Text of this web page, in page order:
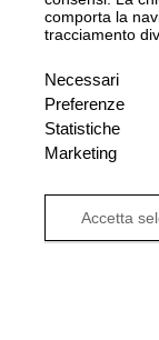
comporta la
tracciamento
Necessari
Preferenze
Statistiche
Marketing
Accetta